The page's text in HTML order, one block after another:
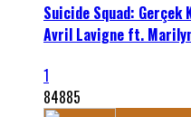
Suicide Squad:
Avril Lavigne ft.
1
84885